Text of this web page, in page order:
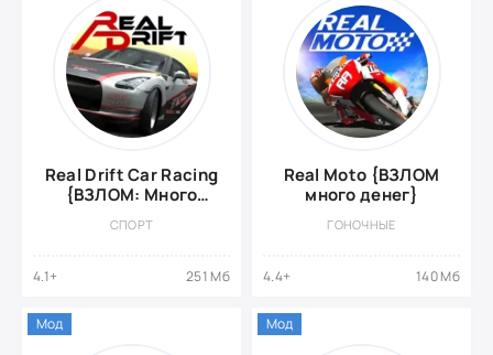
Real Drift Car Racing
{ВЗЛОМ: Много
СПОРТ
4.1+ 251 Мб
Real Moto {ВЗЛОМ
много денег}
ГОНОЧНЫЕ
4.4+ 140 Мб
Мод Мод